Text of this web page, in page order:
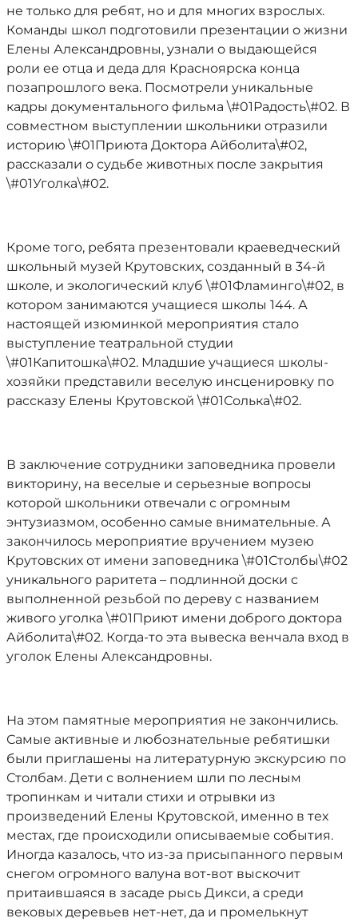
не только для ребят, но и для многих взрослых.
Команды школ подготовили презентации о жизни
Елены Александровны, узнали о выдающейся
роли ее отца и деда для Красноярска конца
позапрошлого века. Посмотрели уникальные
кадры документального фильма \#01Радость\#02. В
совместном выступлении школьники отразили
историю \#01Приюта Доктора Айболита\#02,
рассказали о судьбе животных после закрытия
\#01Уголка\#02.
Кроме того, ребята презентовали краеведческий
школьный музей Крутовских, созданный в 34-й
школе, и экологический клуб \#01Фламинго\#02, в
котором занимаются учащиеся школы 144. А
настоящей изюминкой мероприятия стало
выступление театральной студии
\#01Капитошка\#02. Младшие учащиеся школы-
хозяйки представили веселую инсценировку по
рассказу Елены Крутовской \#01Солька\#02.
В заключение сотрудники заповедника провели
викторину, на веселые и серьезные вопросы
которой школьники отвечали с огромным
энтузиазмом, особенно самые внимательные. А
закончилось мероприятие вручением музею
Крутовских от имени заповедника \#01Столбы\#02
уникального раритета – подлинной доски с
выполненной резьбой по дереву с названием
живого уголка \#01Приют имени доброго доктора
Айболита\#02. Когда-то эта вывеска венчала вход в
уголок Елены Александровны.
На этом памятные мероприятия не закончились.
Самые активные и любознательные ребятишки
были приглашены на литературную экскурсию по
Столбам. Дети с волнением шли по лесным
тропинкам и читали стихи и отрывки из
произведений Елены Крутовской, именно в тех
местах, где происходили описываемые события.
Иногда казалось, что из-за присыпанного первым
снегом огромного валуна вот-вот выскочит
притаившаяся в засаде рысь Дикси, а среди
вековых деревьев нет-нет, да и промелькнут